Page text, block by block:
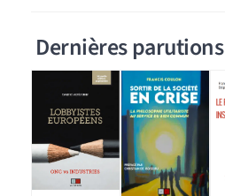
Dernières parutions